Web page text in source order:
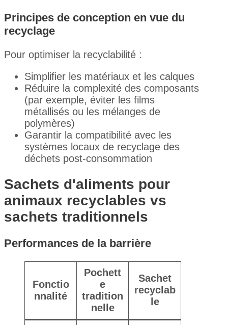
Principes de conception en vue du
recyclage
Pour optimiser la recyclabilité :
Simplifier les matériaux et les calques
Réduire la complexité des composants
(par exemple, éviter les films
métallisés ou les mélanges de
polymères)
Garantir la compatibilité avec les
systèmes locaux de recyclage des
déchets post-consommation
Sachets d'aliments pour
animaux recyclables vs
sachets traditionnels
Performances de la barrière
Fonctio
nnalité
Pochett
e
tradition
nelle
Sachet
recyclab
le